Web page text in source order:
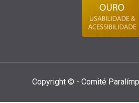
Copyright © - Comité